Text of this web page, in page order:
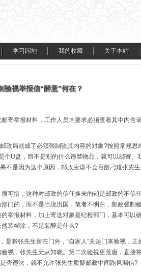
学习园地 我的收藏 关于本站
验视举报信“醉意”何在？
寄举报材料，工作人员均要求必须查看其中内含
政局就成了必须强制验其内容的对象?按照常规思
U盘，而不是别的什么违禁物品，就可以邮寄。
不是因为这个原因，邮政应该不会百般刁难张先
可惜，这种对邮政的信任换来的却是邮政的不信
门的，而不是出境出国，笔者不明白，邮政强制
举报材料，加上寄送对象是纪检部门，基本可以
装糊涂，不是装醉是什么?
是将张先生留在门外，“自家人”关起门来验视，正
视，张先生无从知晓。第二次验视更荒唐，直接
否违法，就不允许张先生质疑邮政中间跑风漏信?